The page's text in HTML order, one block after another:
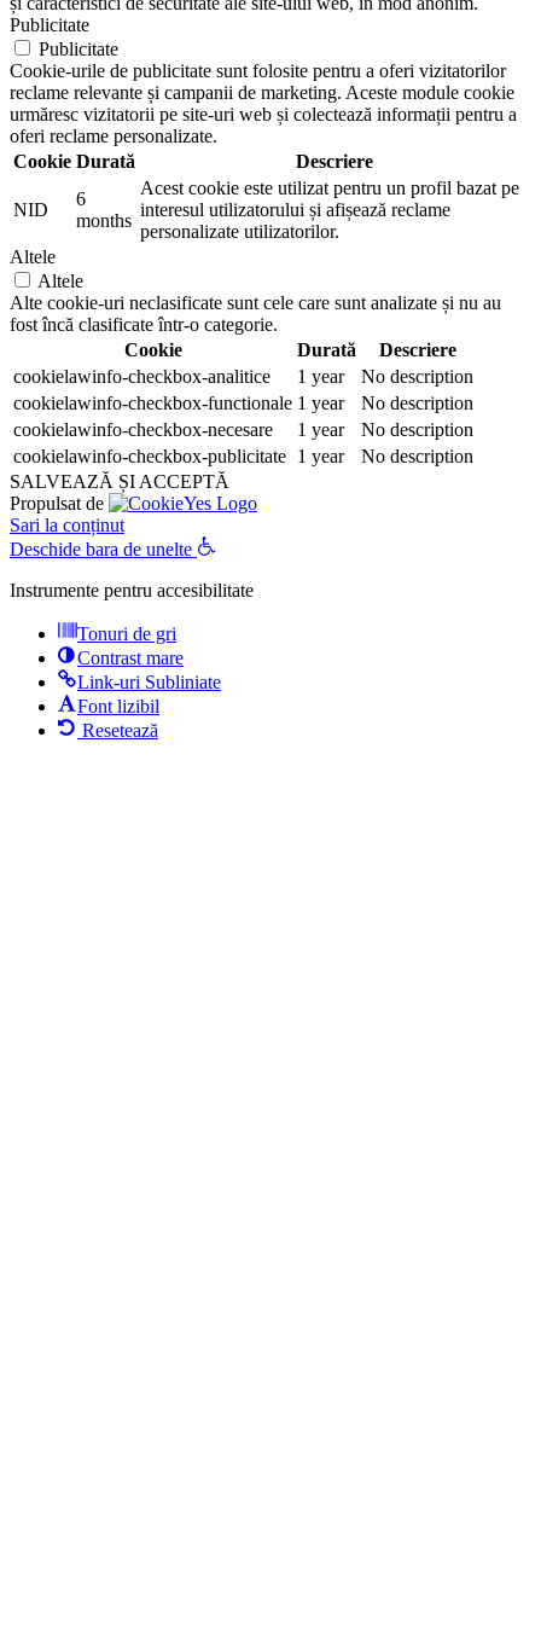
Publicitate
Publicitate
Cookie-urile de publicitate sunt folosite pentru a oferi vizitatorilor
reclame relevante și campanii de marketing. Aceste module cookie
urmăresc vizitatorii pe site-uri web și colectează informații pentru a
oferi reclame personalizate.
Cookie Durată Descriere
NID
6
months
Acest cookie este utilizat pentru un profil bazat pe
interesul utilizatorului și afișează reclame
personalizate utilizatorilor.
Altele
Altele
Alte cookie-uri neclasificate sunt cele care sunt analizate și nu au
fost încă clasificate într-o categorie.
Cookie
Durată
Descriere
cookielawinfo-checkbox-analitice
1 year
No description
cookielawinfo-checkbox-functionale 1 year
No description
cookielawinfo-checkbox-necesare
1 year
No description
cookielawinfo-checkbox-publicitate 1 year
No description
SALVEAZĂ ȘI ACCEPTĂ
Propulsat de
Sari la conținut
Deschide bara de unelte
Instrumente pentru accesibilitate
Tonuri de gri
Contrast mare
Link-uri Subliniate
Font lizibil
Resetează